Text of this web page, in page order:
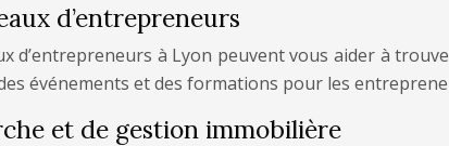
d’entrepreneurs
d’entrepreneurs à Lyon peuvent vous aider à
événements et des formations pour les
et de gestion immobilière